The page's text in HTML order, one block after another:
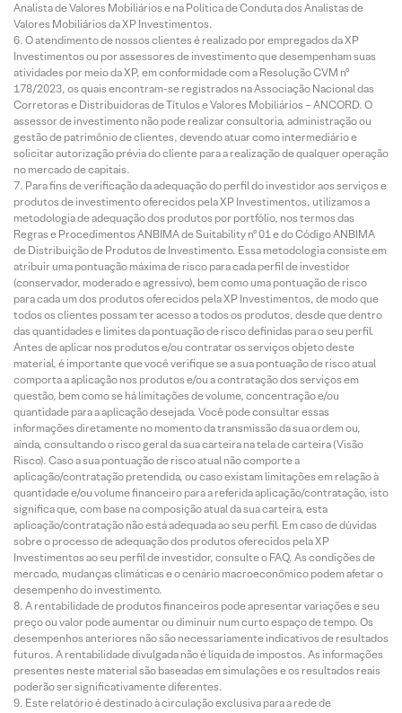
Analista de Valores Mobiliários e na Política de Conduta dos Analistas de
Valores Mobiliários da XP Investimentos.
O atendimento de nossos clientes é realizado por empregados da XP
Investimentos ou por assessores de investimento que desempenham suas
atividades por meio da XP, em conformidade com a Resolução CVM nº
178/2023, os quais encontram-se registrados na Associação Nacional das
Corretoras e Distribuidoras de Títulos e Valores Mobiliários – ANCORD. O
assessor de investimento não pode realizar consultoria, administração ou
gestão de patrimônio de clientes, devendo atuar como intermediário e
solicitar autorização prévia do cliente para a realização de qualquer operação
no mercado de capitais.
Para fins de verificação da adequação do perfil do investidor aos serviços e
produtos de investimento oferecidos pela XP Investimentos, utilizamos a
metodologia de adequação dos produtos por portfólio, nos termos das
Regras e Procedimentos ANBIMA de Suitability nº 01 e do Código ANBIMA
de Distribuição de Produtos de Investimento. Essa metodologia consiste em
atribuir uma pontuação máxima de risco para cada perfil de investidor
(conservador, moderado e agressivo), bem como uma pontuação de risco
para cada um dos produtos oferecidos pela XP Investimentos, de modo que
todos os clientes possam ter acesso a todos os produtos, desde que dentro
das quantidades e limites da pontuação de risco definidas para o seu perfil.
Antes de aplicar nos produtos e/ou contratar os serviços objeto deste
material, é importante que você verifique se a sua pontuação de risco atual
comporta a aplicação nos produtos e/ou a contratação dos serviços em
questão, bem como se há limitações de volume, concentração e/ou
quantidade para a aplicação desejada. Você pode consultar essas
informações diretamente no momento da transmissão da sua ordem ou,
ainda, consultando o risco geral da sua carteira na tela de carteira (Visão
Risco). Caso a sua pontuação de risco atual não comporte a
aplicação/contratação pretendida, ou caso existam limitações em relação à
quantidade e/ou volume financeiro para a referida aplicação/contratação, isto
significa que, com base na composição atual da sua carteira, esta
aplicação/contratação não está adequada ao seu perfil. Em caso de dúvidas
sobre o processo de adequação dos produtos oferecidos pela XP
Investimentos ao seu perfil de investidor, consulte o FAQ. As condições de
mercado, mudanças climáticas e o cenário macroeconômico podem afetar o
desempenho do investimento.
A rentabilidade de produtos financeiros pode apresentar variações e seu
preço ou valor pode aumentar ou diminuir num curto espaço de tempo. Os
desempenhos anteriores não são necessariamente indicativos de resultados
futuros. A rentabilidade divulgada não é líquida de impostos. As informações
presentes neste material são baseadas em simulações e os resultados reais
poderão ser significativamente diferentes.
Este relatório é destinado à circulação exclusiva para a rede de